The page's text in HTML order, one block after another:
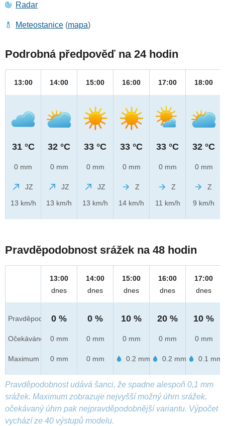
Radar
Meteostanice (mapa)
Podrobná předpověď na 24 hodin
13:00
31 °C
0 mm
JZ
13 km/h
14:00
32 °C
0 mm
JZ
13 km/h
15:00
33 °C
0 mm
JZ
13 km/h
16:00
33 °C
0 mm
Z
14 km/h
17:00
33 °C
0 mm
Z
11 km/h
18:00
32 °C
0 mm
Z
9 km/h
Pravděpodobnost srážek na 48 hodin
Pravděpod.
Očekáváno
Maximum
13:00
dnes
0 %
0 mm
0 mm
14:00
dnes
0 %
0 mm
0 mm
15:00
dnes
10 %
0 mm
0.2 mm
16:00
dnes
20 %
0 mm
0.2 mm
17:00
dnes
10 %
0 mm
0.1 mm
Pravděpodobnost udává šanci, že spadne alespoň 0,1 mm
srážek. Maximum zobrazuje nejvyšší možný úhrn srážek,
očekávaný úhrn pak nejpravděpodobnější variantu. Výpočet
vychází ze 40 výstupů modelu.